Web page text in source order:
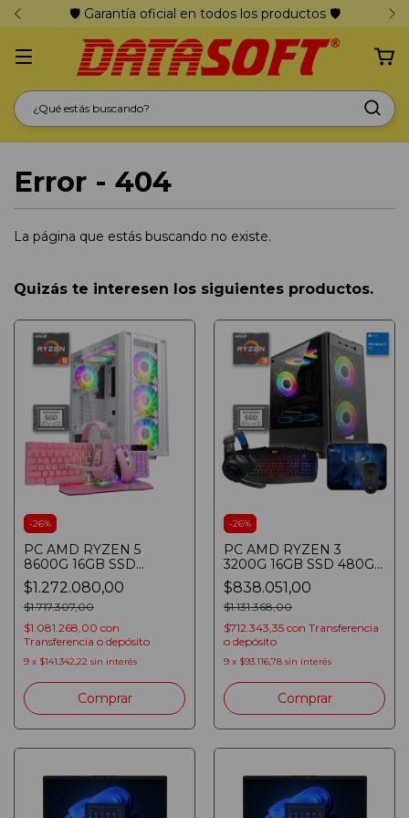
🛡️ Garantía oficial en todos los productos 🛡️
Error - 404
La página que estás buscando no existe.
Quizás te interesen los siguientes productos.
-26%
PC AMD RYZEN 5
8600G 16GB SSD
480GB
TECLADO/MOUSE/AURICULARES/PAD
700W GAMER BLANCA
$1.272.080,00
$1.717.307,00
$1.081.268,00 con
Transferencia o depósito
9 x $141.342,22 sin interés
-26%
PC AMD RYZEN 3
3200G 16GB SSD 480GB
WIN 11
TECLADO/MOUSE/
$838.051,00
$1.131.368,00
$712.343,35 con Transferencia
o depósito
9 x $93.116,78 sin interés